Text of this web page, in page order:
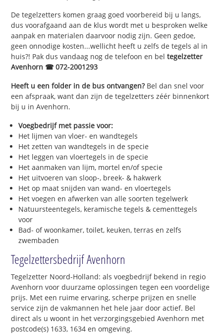
De tegelzetters komen graag goed voorbereid bij u langs,
dus voorafgaand aan de klus wordt met u besproken welke
aanpak en materialen daarvoor nodig zijn. Geen gedoe,
geen onnodige kosten...wellicht heeft u zelfs de tegels al in
huis?! Pak dus vandaag nog de telefoon en beltegelzetter
Avenhorn ☎ 072-2001293
Heeft u een folder in de bus ontvangen?Bel dan snel voor
een afspraak, want dan zijn de tegelzetters zéér binnenkort
bij u in Avenhorn.
Voegbedrijf met passie voor:
Het lijmen van vloer- en wandtegels
Het zetten van wandtegels in de specie
Het leggen van vloertegels in de specie
Het aanmaken van lijm, mortel en/of specie
Het uitvoeren van sloop-, breek- & hakwerk
Het op maat snijden van wand- en vloertegels
Het voegen en afwerken van alle soorten tegelwerk
Natuursteentegels, keramische tegels & cementtegels
voor
Bad- of woonkamer, toilet, keuken, terras en zelfs
zwembaden
Tegelzettersbedrijf Avenhorn
Tegelzetter Noord-Holland: als voegbedrijf bekend in regio
Avenhorn voor duurzame oplossingen tegen een voordelige
prijs. Met een ruime ervaring, scherpe prijzen en snelle
service zijn de vakmannen het hele jaar door actief. Bel
direct als u woont in het verzorgingsgebied Avenhorn met
postcode(s) 1633, 1634 en omgeving.